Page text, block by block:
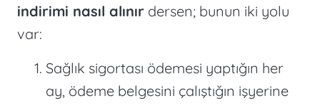
indirimi nasıl alınır dersen; bunun iki yolu
var:
Sağlık sigortası ödemesi yaptığın her
ay, ödeme belgesini çalıştığın işyerine